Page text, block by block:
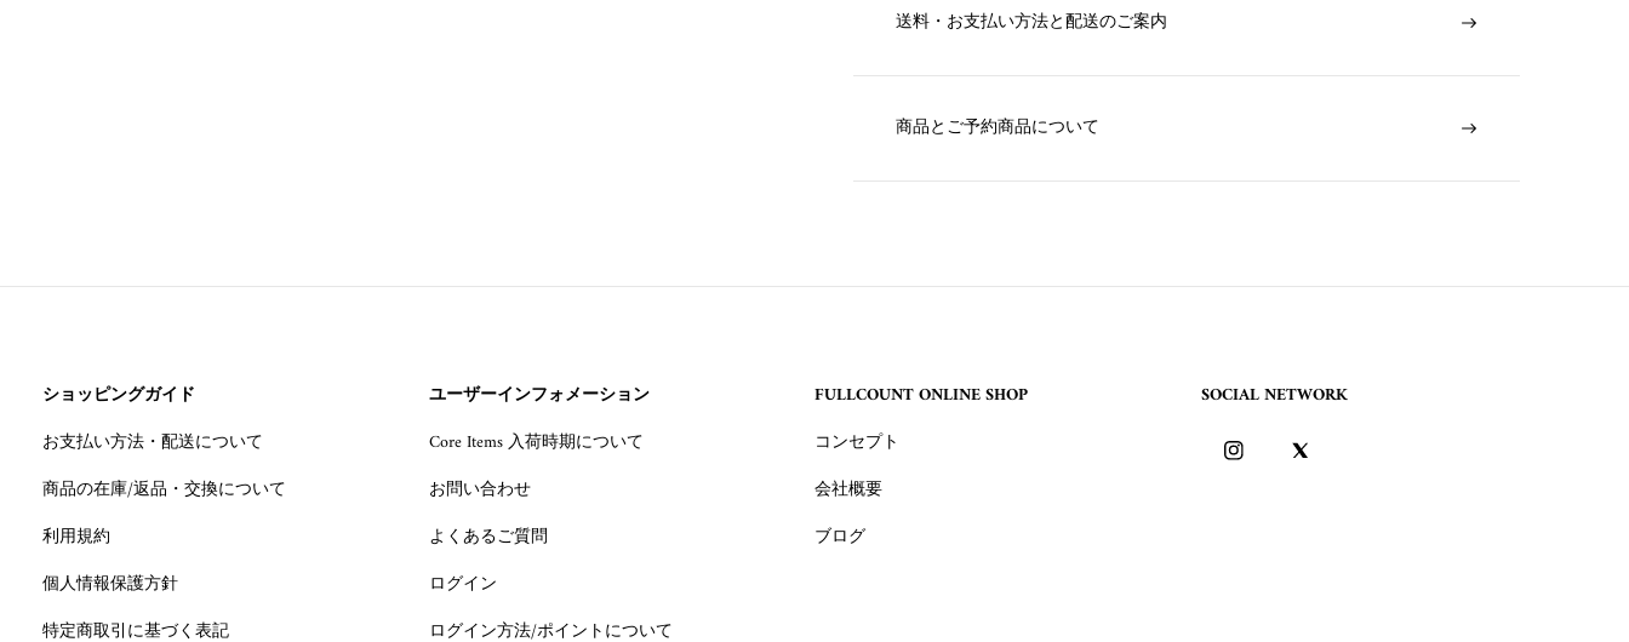
送料・お支払い方法と配送のご案内
商品とご予約商品について
ショッピングガイド
お支払い方法・配送について
商品の在庫/返品・交換について
利用規約
個人情報保護方針
特定商取引に基づく表記
ユーザーインフォメーション
Core Items 入荷時期について
お問い合わせ
よくあるご質問
ログイン
ログイン方法/ポイントについて
FULLCOUNT ONLINE SHOP
コンセプト
会社概要
ブログ
SOCIAL NETWORK